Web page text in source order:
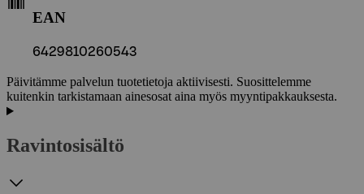
EAN
6429810260543
Päivitämme palvelun tuotetietoja aktiivisesti. Suosittelemme
kuitenkin tarkistamaan ainesosat aina myös myyntipakkauksesta.
Ravintosisältö